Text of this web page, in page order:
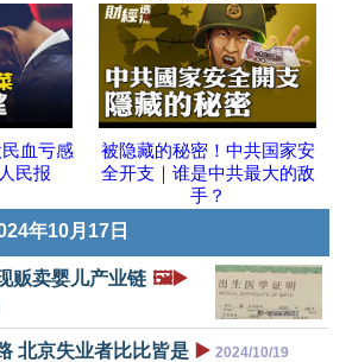
血亏感
民报
被隐藏的秘密！中共国家安
全开支｜谁是中共最大的敌
手？
年10月17日
贩卖婴儿产业链 🖼️▶️
北京失业者比比皆是 ▶️ 2024/10/19